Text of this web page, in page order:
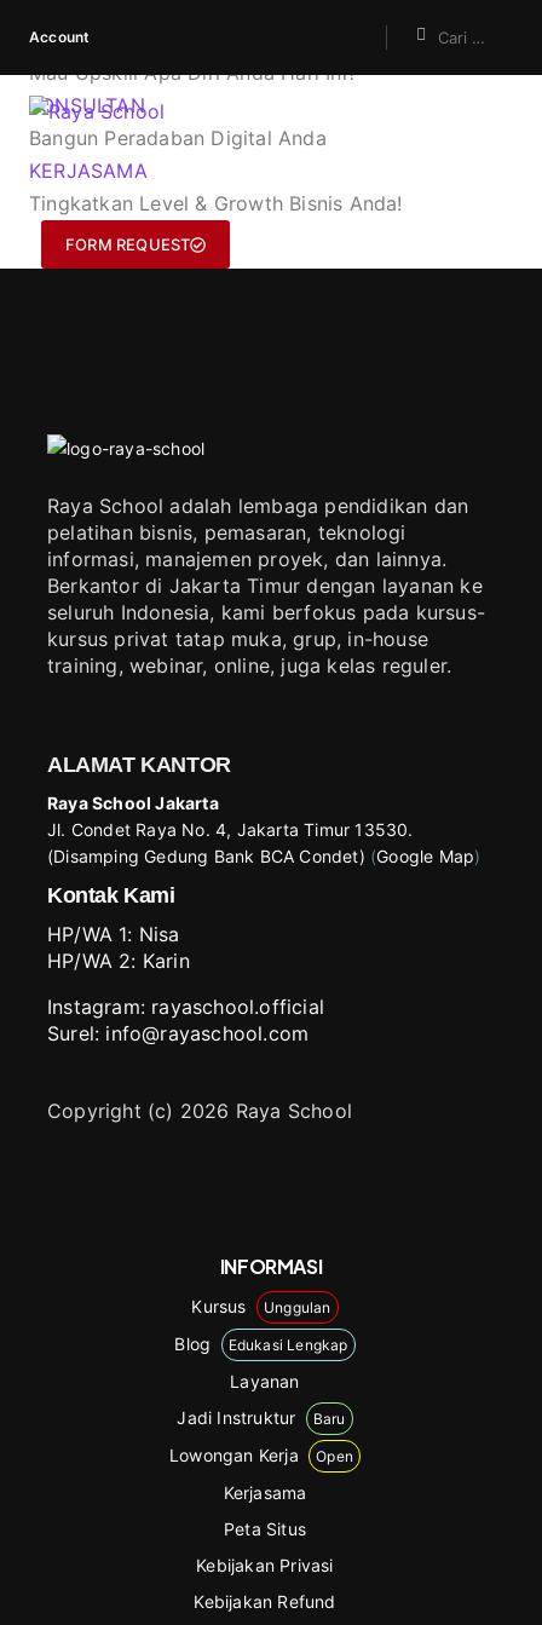
Account
KURSUS
Mau Upskill Apa Diri Anda Hari Ini?
KONSULTAN
Bangun Peradaban Digital Anda
KERJASAMA
Tingkatkan Level & Growth Bisnis Anda!
FORM REQUEST
Raya School adalah lembaga pendidikan dan
pelatihan bisnis, pemasaran, teknologi
informasi, manajemen proyek, dan lainnya.
Berkantor di Jakarta Timur dengan layanan ke
seluruh Indonesia, kami berfokus pada kursus-
kursus privat tatap muka, grup, in-house
training, webinar, online, juga kelas reguler.
ALAMAT KANTOR
Raya School Jakarta
Jl. Condet Raya No. 4, Jakarta Timur 13530.
(Disamping Gedung Bank BCA Condet) (Google Map)
Kontak Kami
HP/WA 1: Nisa
HP/WA 2: Karin
Instagram: rayaschool.official
Surel: info@rayaschool.com
Copyright (c) 2026 Raya School
INFORMASI
Kursus Unggulan
Blog Edukasi Lengkap
Layanan
Jadi Instruktur
Baru
Lowongan Kerja Open
Kerjasama
Peta Situs
Kebijakan Privasi
Kebijakan Refund